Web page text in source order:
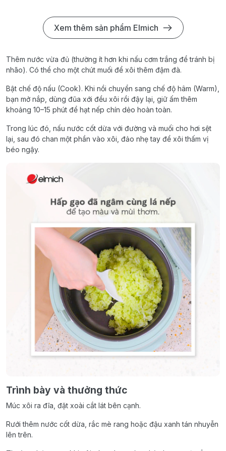
Xem thêm sản phẩm Elmich
Thêm nước vừa đủ (thường ít hơn khi nấu cơm trắng để tránh bị
nhão). Có thể cho một chút muối để xôi thêm đậm đà.
Bật chế độ nấu (Cook). Khi nồi chuyển sang chế độ hâm (Warm),
bạn mở nắp, dùng đũa xới đều xôi rồi đậy lại, giữ ấm thêm
khoảng 10–15 phút để hạt nếp chín dẻo hoàn toàn.
Trong lúc đó, nấu nước cốt dừa với đường và muối cho hơi sệt
lại, sau đó chan một phần vào xôi, đảo nhẹ tay để xôi thấm vị
béo ngậy.
Trình bày và thưởng thức
Múc xôi ra đĩa, đặt xoài cắt lát bên cạnh.
Rưới thêm nước cốt dừa, rắc mè rang hoặc đậu xanh tán nhuyễn
lên trên.